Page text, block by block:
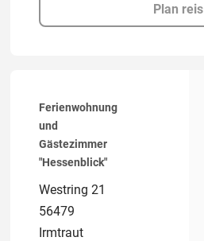
Plan reis
Ferienwohnung
und
Gästezimmer
"Hessenblick"
Westring 21
56479
Irmtraut